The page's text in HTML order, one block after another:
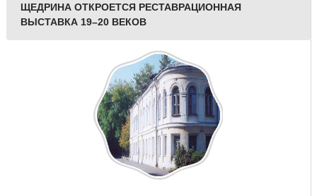
ЩЕДРИНА ОТКРОЕТСЯ РЕСТАВРАЦИОННАЯ
ВЫСТАВКА 19–20 ВЕКОВ